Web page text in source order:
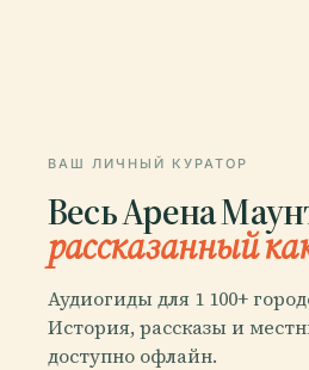
ВАШ ЛИЧНЫЙ КУРАТОР
Весь Арена
рассказанный
Аудиогиды для 1 100+
История, рассказы и
доступно офлайн.